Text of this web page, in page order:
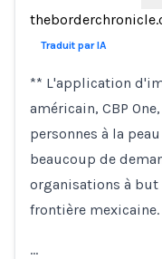
Traduit par IA
** L'application
américain, CBP
personnes à la
beaucoup de
organisations à
frontière mexicaine.
…